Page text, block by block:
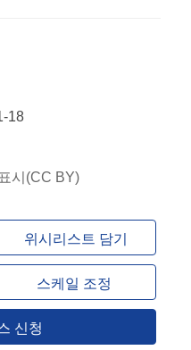
18
시(CC BY)
위시리스트 담기
스케일 조정
신청